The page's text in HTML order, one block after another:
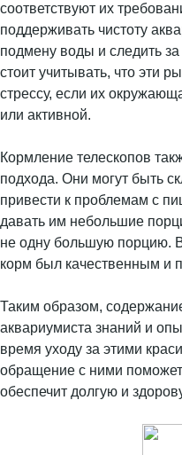
соответствуют их
поддерживать чистоту
подмену воды и следить
стоит учитывать, что эти
стрессу, если их
или активной.
Кормление телескопов
подхода. Они могут быть
привести к проблемам с
давать им небольшие
не одну большую порцию.
корм был качественным и
Таким образом,
аквариумиста знаний и
время уходу за этими
обращение с ними
обеспечит долгую и